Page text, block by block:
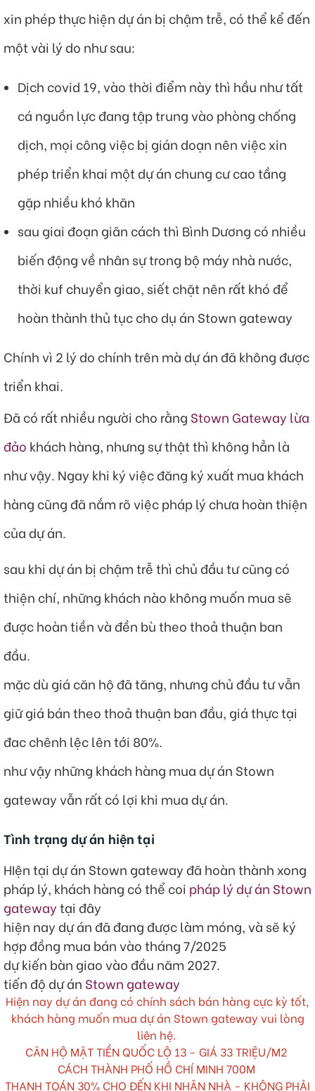
xin phép thực hiện dự án bị chậm trễ, có thể kể đến
một vài lý do như sau:
Dịch covid 19, vào thời điểm này thì hầu như tất
cá nguồn lực đang tập trung vào phòng chống
dịch, mọi công việc bị gián doạn nên việc xin
phép triển khai một dự án chung cư cao tầng
gặp nhiều khó khăn
sau giai đoạn giãn cách thì Bình Dương có nhiều
biến động về nhân sự trong bộ máy nhà nước,
thời kuf chuyển giao, siết chặt nên rất khó để
hoàn thành thủ tục cho dụ án Stown gateway
Chính vì 2 lý do chính trên mà dự án đã không được
triển khai.
Đã có rất nhiều người cho rằng Stown Gateway lừa
đảo khách hàng, nhưng sự thật thì không hẳn là
như vậy. Ngay khi ký việc đăng ký xuất mua khách
hàng cũng đã nắm rõ việc pháp lý chưa hoàn thiện
của dự án.
sau khi dự án bị chậm trễ thì chủ đầu tư cũng có
thiện chí, những khách nào không muốn mua sẽ
được hoàn tiền và đền bù theo thoả thuận ban
đầu.
mặc dù giá căn hộ đã tăng, nhưng chủ đầu tư vẫn
giữ giá bán theo thoả thuận ban đầu, giá thực tại
đac chênh lệc lên tới 80%.
như vậy những khách hàng mua dự án Stown
gateway vẫn rất có lợi khi mua dự án.
Tình trạng dự án hiện tại
HIện tại dự án Stown gateway đã hoàn thành xong
pháp lý, khách hàng có thể coi pháp lý dự án Stown
gatewaytại đây
hiện nay dự án đã đang được làm móng, và sẽ ký
hợp đồng mua bán vào tháng 7/2025
dự kiến bàn giao vào đầu năm 2027.
tiến độ dự án Stown gateway
Hiện nay dự án đang có chính sách bán hàng cực kỳ tốt,
khách hàng muốn mua dự án Stown gateway vui lòng
liên hệ.
CĂN HỘ MẶT TIỀN QUỐC LỘ 13 - GIÁ 33 TRIỆU/M2
CÁCH THÀNH PHỐ HỒ CHÍ MINH 700M
THANH TOÁN 30% CHO ĐẾN KHI NHẬN NHÀ - KHÔNG PHẢI